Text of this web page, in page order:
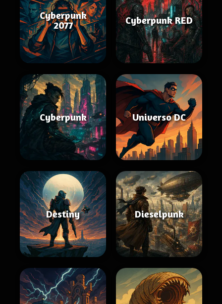
Cyberpunk
2077
Cyberpunk RED
Cyberpunk Universo DC
Destiny Dieselpunk